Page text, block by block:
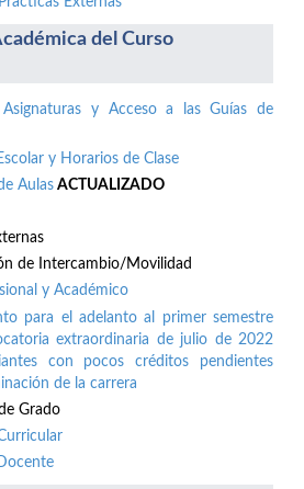
del Curso
y Acceso a las Guías de
y Horarios de Clase
Aulas ACTUALIZADO
de Intercambio/Movilidad
y Académico
para el adelanto al primer semestre
extraordinaria de julio de 2022
con pocos créditos pendientes
de la carrera
Grado